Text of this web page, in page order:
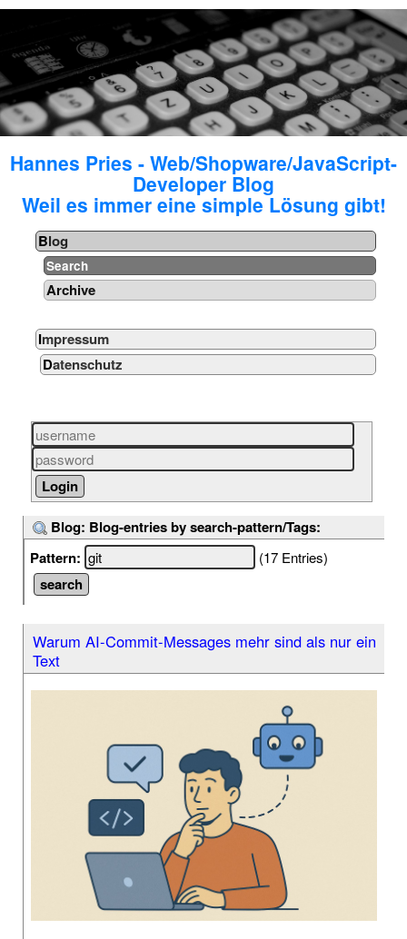
Hannes Pries - Web/Shopware/JavaScript-
Developer Blog
Weil es immer eine simple Lösung gibt!
Blog
Search
Archive
Impressum
Datenschutz
Blog: Blog-entries by search-pattern/Tags:
Pattern:
(17 Entries)
Warum AI-Commit-Messages mehr sind als nur ein
Text